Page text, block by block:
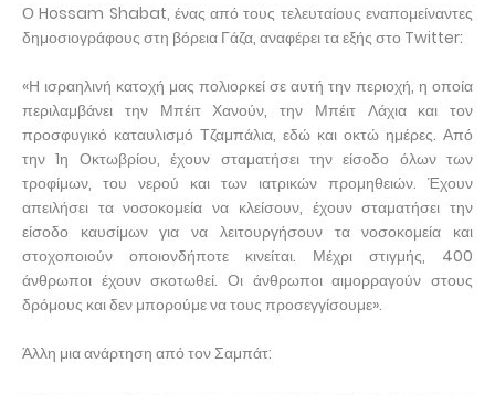
Ο Hossam Shabat, ένας από τους τελευταίους εναπομείναντες
δημοσιογράφους στη βόρεια Γάζα, αναφέρει τα εξής στο Twitter:
«Η ισραηλινή κατοχή μας πολιορκεί σε αυτή την περιοχή, η οποία
περιλαμβάνει την Μπέιτ Χανούν, την Μπέιτ Λάχια και τον
προσφυγικό καταυλισμό Τζαμπάλια, εδώ και οκτώ ημέρες. Από
την 1η Οκτωβρίου, έχουν σταματήσει την είσοδο όλων των
τροφίμων, του νερού και των ιατρικών προμηθειών. Έχουν
απειλήσει τα νοσοκομεία να κλείσουν, έχουν σταματήσει την
είσοδο καυσίμων για να λειτουργήσουν τα νοσοκομεία και
στοχοποιούν οποιονδήποτε κινείται. Μέχρι στιγμής, 400
άνθρωποι έχουν σκοτωθεί. Οι άνθρωποι αιμορραγούν στους
δρόμους και δεν μπορούμε να τους προσεγγίσουμε».
Άλλη μια ανάρτηση από τον Σαμπάτ: